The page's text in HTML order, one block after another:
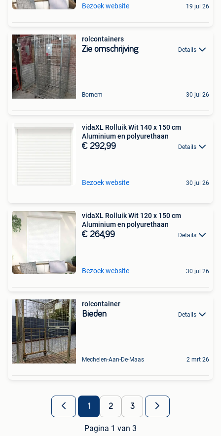
Bezoek website 19 jul 26
rolcontainers
Zie omschrijving Details
Bornem 30 jul 26
vidaXL Rolluik Wit 140 x 150 cm
Aluminium en polyurethaan
€ 292,99 Details
Bezoek website 30 jul 26
vidaXL Rolluik Wit 120 x 150 cm
Aluminium en polyurethaan
€ 264,99 Details
Bezoek website 30 jul 26
rolcontainer
Bieden Details
Mechelen-Aan-De-Maas 2 mrt 26
1 2 3
Pagina 1 van 3